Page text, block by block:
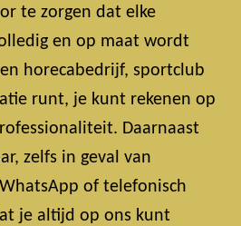
te zorgen dat elke
en op maat wordt
horecabedrijf, sportclub
runt, je kunt rekenen op
Daarnaast
zelfs in geval van
of telefonisch
je altijd op ons kunt